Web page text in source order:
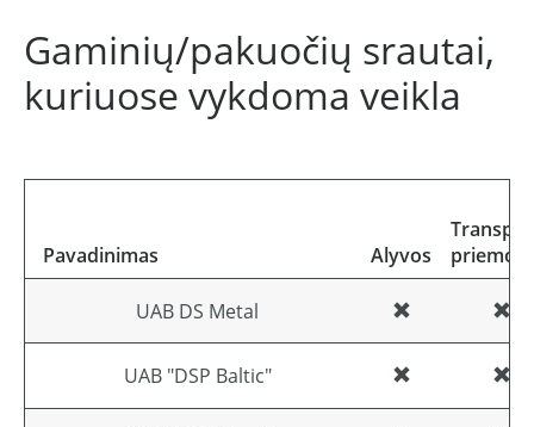
Gaminių/pakuočių srautai,
kuriuose vykdoma veikla
Pavadinimas Alyvos
UAB DS Metal
UAB "DSP Baltic"